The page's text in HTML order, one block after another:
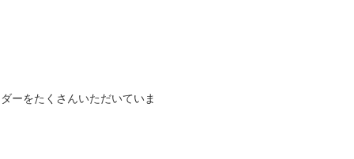
ーをたくさんいただいていま